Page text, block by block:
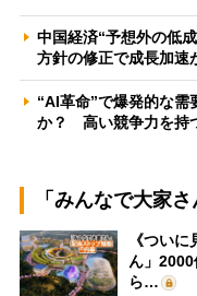
中国経済“予想外の低
方針の修正で成長加
“AI革命”で爆発的な需
か？ 高い競争力を持
「みんなで大家
《つい
ん」2000
ら…